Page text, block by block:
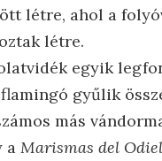
létre, ahol a
létre.
egyik
gyűlik
más
a Marismas del Odiel